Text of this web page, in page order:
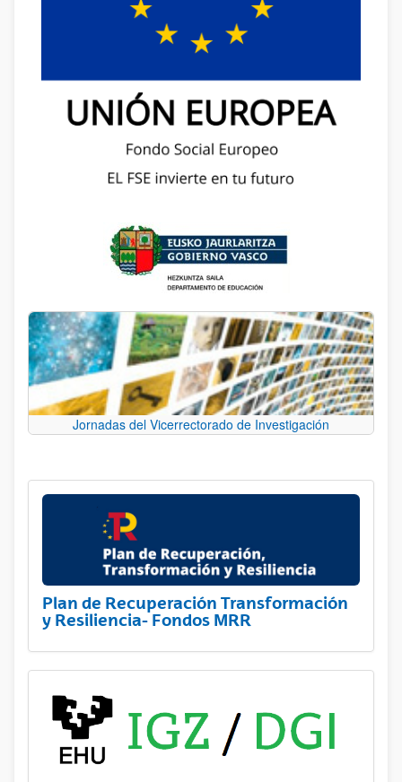
Jornadas del Vicerrectorado de Investigación
Plan de Recuperación Transformación
y Resiliencia- Fondos MRR